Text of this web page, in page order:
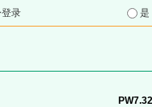
登录